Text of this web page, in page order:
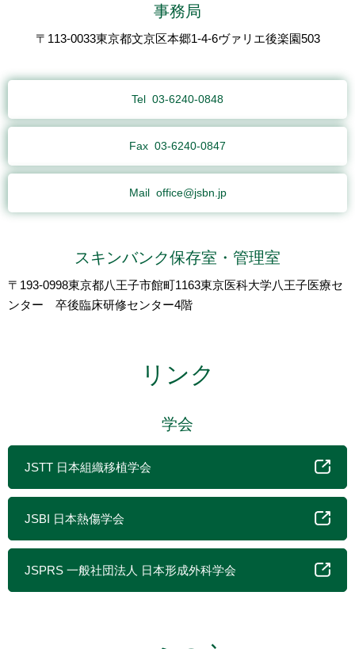
事務局
〒113-0033東京都文京区本郷1-4-6ヴァリエ後楽園503
Tel 03-6240-0848
Fax 03-6240-0847
Mail office@jsbn.jp
スキンバンク保存室・管理室
〒193-0998東京都八王子市館町1163東京医科大学八王子医療セ
ンター 卒後臨床研修センター4階
リンク
学会
JSTT 日本組織移植学会
JSBI 日本熱傷学会
JSPRS 一般社団法人 日本形成外科学会